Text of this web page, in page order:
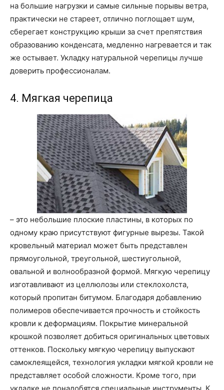
на большие нагрузки и самые сильные порывы ветра,
практически не стареет, отлично поглощает шум,
сберегает конструкцию крыши за счет препятствия
образованию конденсата, медленно нагревается и так
же остывает. Укладку натуральной черепицы лучше
доверить профессионалам.
4. Мягкая черепица
– это небольшие плоские пластины, в которых по
одному краю присутствуют фигурные вырезы. Такой
кровельный материал может быть представлен
прямоугольной, треугольной, шестиугольной,
овальной и волнообразной формой. Мягкую черепицу
изготавливают из целлюлозы или стеклохолста,
который пропитан битумом. Благодаря добавлению
полимеров обеспечивается прочность и стойкость
кровли к деформациям. Покрытие минеральной
крошкой позволяет добиться оригинальных цветовых
оттенков. Поскольку мягкую черепицу выпускают
самоклеящейся, технология укладки мягкой кровли не
представляет особой сложности. Кроме того, при
укладке не понадобятся специальные инструменты. К